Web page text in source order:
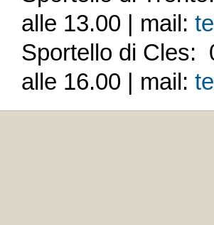
alle 13.00 | mail:
Sportello di Cles:
alle 16.00 | mail: